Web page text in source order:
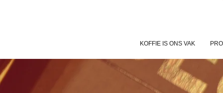
KOFFIE IS ONS VAK